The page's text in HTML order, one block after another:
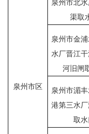
泉州市区
泉州市北
渠取
泉州市金
水厂晋江
河旧闸
泉州市湄
港第三水
取水